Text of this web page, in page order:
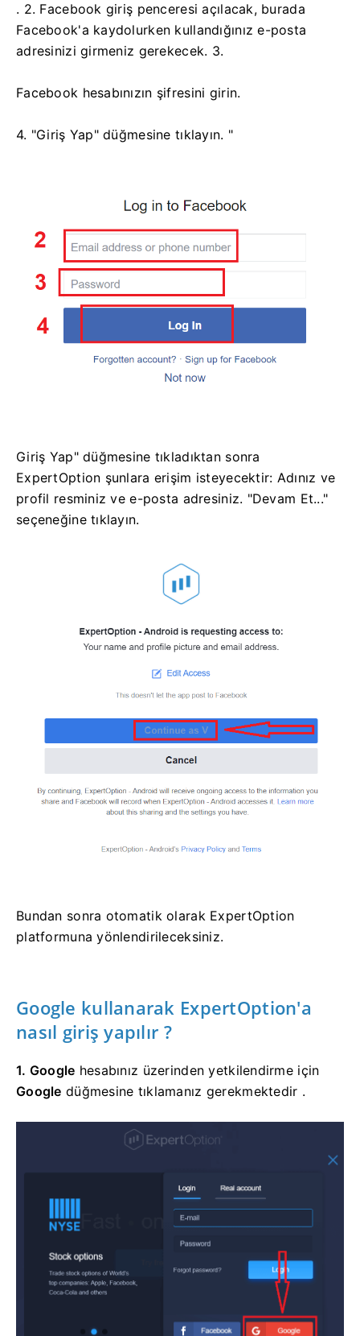
. 2. Facebook giriş penceresi açılacak, burada
Facebook'a kaydolurken kullandığınız e-posta
adresinizi girmeniz gerekecek. 3.
Facebook hesabınızın şifresini girin.
4. "Giriş Yap" düğmesine tıklayın. "
Giriş Yap" düğmesine tıkladıktan sonra
ExpertOption şunlara erişim isteyecektir: Adınız ve
profil resminiz ve e-posta adresiniz. "Devam Et..."
seçeneğine tıklayın.
Bundan sonra otomatik olarak ExpertOption
platformuna yönlendirileceksiniz.
Google kullanarak ExpertOption'a
nasıl girişyapılır ?
1. Google hesabınız üzerinden yetkilendirme için
Google düğmesine tıklamanız gerekmektedir .